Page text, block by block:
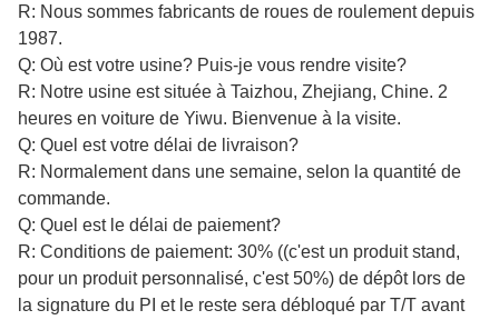
R: Nous sommes fabricants de roues de roulement depuis
1987.
Q: Où est votre usine? Puis-je vous rendre visite?
R: Notre usine est située à Taizhou, Zhejiang, Chine. 2
heures en voiture de Yiwu. Bienvenue à la visite.
Q: Quel est votre délai de livraison?
R: Normalement dans une semaine, selon la quantité de
commande.
Q: Quel est le délai de paiement?
R: Conditions de paiement: 30% ((c'est un produit stand,
pour un produit personnalisé, c'est 50%) de dépôt lors de
la signature du PI et le reste sera débloqué par T/T avant